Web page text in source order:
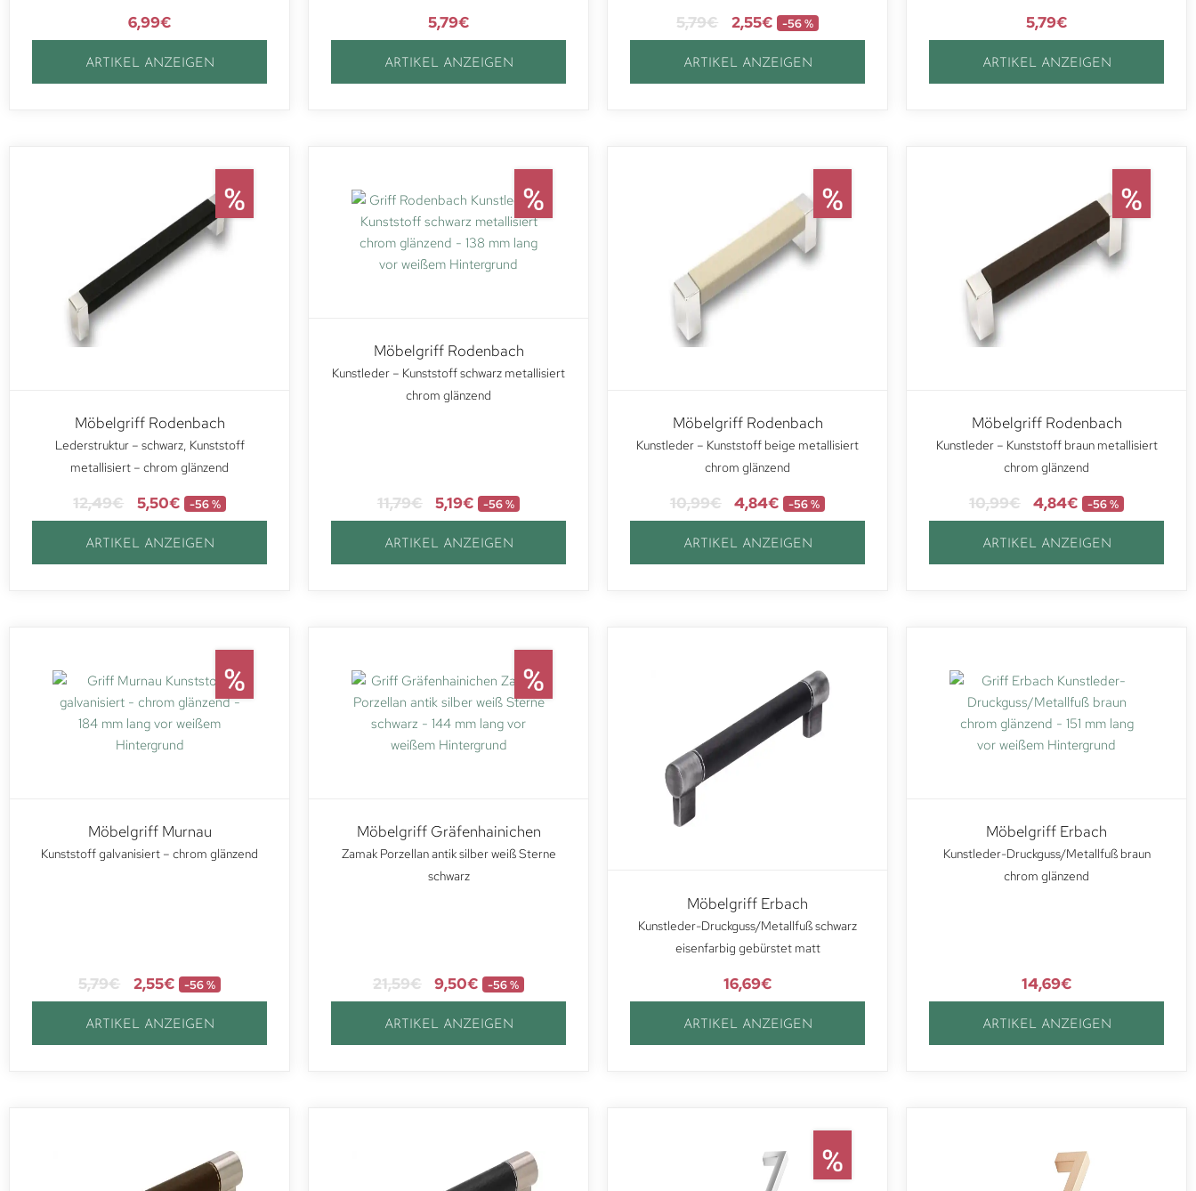
6,99€
ARTIKEL ANZEIGEN
5,79€
ARTIKEL ANZEIGEN
5,79€ 2,55€ -56 %
ARTIKEL ANZEIGEN
5,79€
ARTIKEL ANZEIGEN
Möbelgriff Rodenbach
Lederstruktur – schwarz, Kunststoff
metallisiert – chrom glänzend
12,49€ 5,50€ -56 %
ARTIKEL ANZEIGEN
Möbelgriff Rodenbach
Kunstleder – Kunststoff schwarz metallisiert
chrom glänzend
11,79€ 5,19€ -56 %
ARTIKEL ANZEIGEN
Möbelgriff Rodenbach
Kunstleder – Kunststoff beige metallisiert
chrom glänzend
10,99€ 4,84€ -56 %
ARTIKEL ANZEIGEN
Möbelgriff Rodenbach
Kunstleder – Kunststoff braun metallisiert
chrom glänzend
10,99€ 4,84€ -56 %
ARTIKEL ANZEIGEN
Möbelgriff Murnau
Kunststoff galvanisiert – chrom glänzend
5,79€ 2,55€ -56 %
ARTIKEL ANZEIGEN
Möbelgriff Gräfenhainichen
Zamak Porzellan antik silber weiß Sterne
schwarz
21,59€ 9,50€ -56 %
ARTIKEL ANZEIGEN
Möbelgriff Erbach
Kunstleder-Druckguss/Metallfuß schwarz
eisenfarbig gebürstet matt
16,69€
ARTIKEL ANZEIGEN
Möbelgriff Erbach
Kunstleder-Druckguss/Metallfuß braun
chrom glänzend
14,69€
ARTIKEL ANZEIGEN